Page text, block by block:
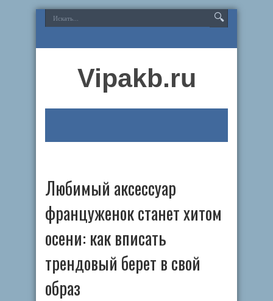
Vipakb.ru
Любимый аксессуар
француженок станет хитом
осени: как вписать
трендовый берет в свой
образ